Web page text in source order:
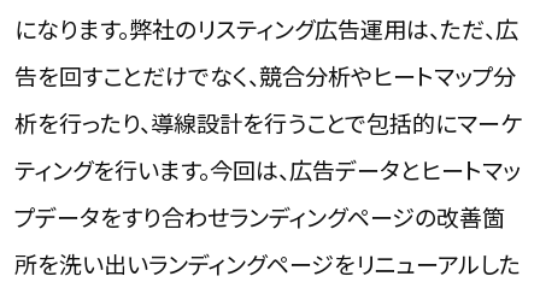
になります。弊社のリスティング広告運用は、ただ、広
告を回すことだけでなく、競合分析やヒートマップ分
析を行ったり、導線設計を行うことで包括的にマーケ
ティングを行います。今回は、広告データとヒートマッ
プデータをすり合わせランディングページの改善箇
所を洗い出いランディングページをリニューアルした